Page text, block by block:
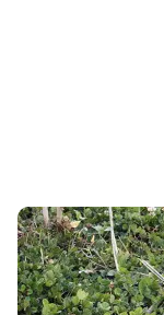
Vidéo - Les
plaques
L’AREP